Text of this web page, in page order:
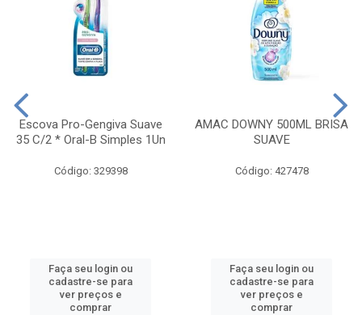
Escova Pro-Gengiva Suave
35 C/2 * Oral-B Simples 1Un
Código: 329398
Faça seu login ou
cadastre-se para
ver preços e
comprar
AMAC DOWNY 500ML BRISA
SUAVE
Código: 427478
Faça seu login ou
cadastre-se para
ver preços e
comprar